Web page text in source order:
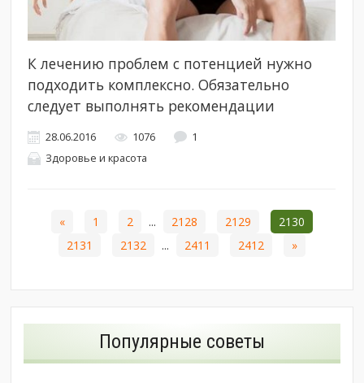
К лечению проблем с потенцией нужно
подходить комплексно. Обязательно
следует выполнять рекомендации
28.06.2016 1076
1
Здоровье и красота
« 1 2 ... 2128 2129
2130
2131
2132 ... 2411 2412 »
Популярные советы